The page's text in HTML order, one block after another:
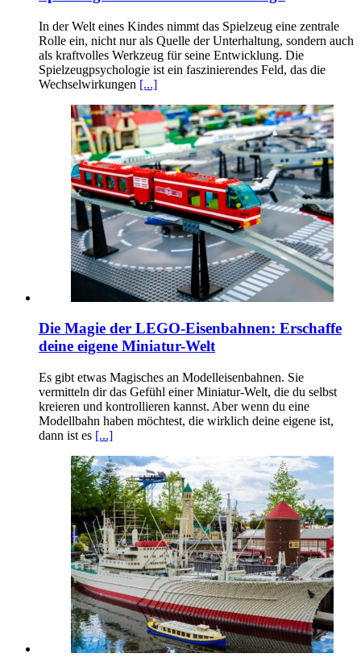
In der Welt eines Kindes nimmt das Spielzeug eine zentrale
Rolle ein, nicht nur als Quelle der Unterhaltung, sondern auch
als kraftvolles Werkzeug für seine Entwicklung. Die
Spielzeugpsychologie ist ein faszinierendes Feld, das die
Wechselwirkungen [...]
Die Magie der LEGO-Eisenbahnen: Erschaffe
deine eigene Miniatur-Welt
Es gibt etwas Magisches an Modelleisenbahnen. Sie
vermitteln dir das Gefühl einer Miniatur-Welt, die du selbst
kreieren und kontrollieren kannst. Aber wenn du eine
Modellbahn haben möchtest, die wirklich deine eigene ist,
dann ist es [...]